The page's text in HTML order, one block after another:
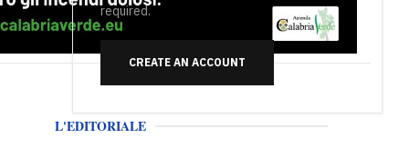
required.
CREATE AN ACCOUNT
L'EDITORIALE